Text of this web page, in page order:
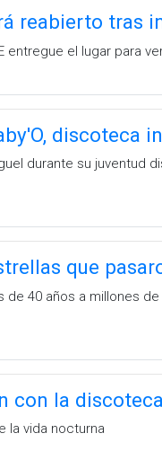
reabierto tras
entregue el lugar para
discoteca
durante su juventud
que
40 años a millones
la discoteca
la vida nocturna